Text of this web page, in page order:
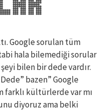
Google sorulan tüm
hala bilemediği sorular
bilen bir dede vardır.
bazen” Google
farklı kültürlerde var mı
diyoruz ama belki